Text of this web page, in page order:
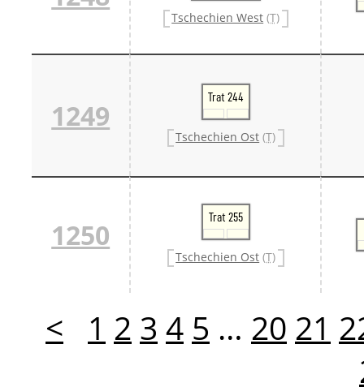
Tschechien West (T)
1249
Trat 244
Tschechien Ost (T)
1250
Trat 255
Tschechien Ost (T)
< 1 2 3 4 5 … 20 21